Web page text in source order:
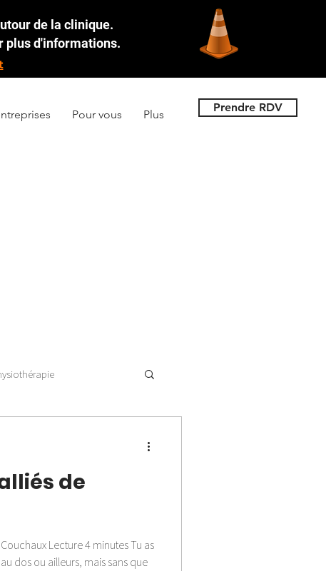
de la clinique.
plus d'informations.
Pour vous Plus
Prendre RDV
de
Lecture 4 minutes Tu as
dos ou ailleurs, mais sans que